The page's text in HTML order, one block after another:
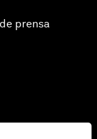
prensa